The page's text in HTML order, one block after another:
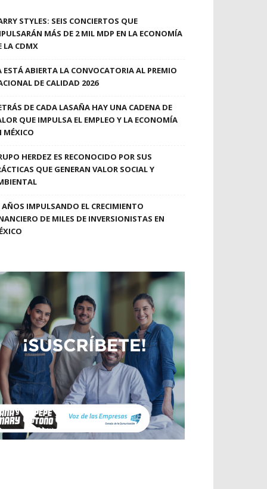
STYLES: SEIS CONCIERTOS QUE
MÁS DE 2 MIL MDP EN LA ECONOMÍA
LA CDMX
ESTÁ ABIERTA LA CONVOCATORIA AL PREMIO
DE CALIDAD 2026
DE CADA LASAÑA HAY UNA CADENA DE
QUE IMPULSA EL EMPLEO Y LA ECONOMÍA
MÉXICO
HERDEZ ES RECONOCIDO POR SUS
QUE GENERAN VALOR SOCIAL Y
AÑOS IMPULSANDO EL CRECIMIENTO
DE MILES DE INVERSIONISTAS EN